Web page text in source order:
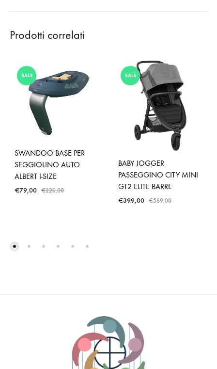
Prodotti correlati
SALE
SWANDOO BASE PER
SEGGIOLINO AUTO
ALBERT I-SIZE
€79,00 €220,00
SALE
BABY JOGGER
PASSEGGINO CITY MINI
GT2 ELITE BARRE
€399,00 €569,00